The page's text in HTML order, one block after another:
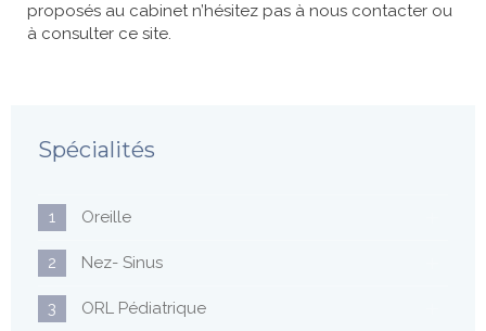
proposés au cabinet n’hésitez pas à nous contacter ou
à consulter ce site.
Spécialités
1 Oreille
2 Nez- Sinus
3 ORL Pédiatrique